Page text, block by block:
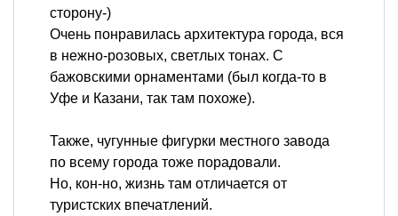
сторону-)
Очень понравилась архитектура города, вся
в нежно-розовых, светлых тонах. С
бажовскими орнаментами (был когда-то в
Уфе и Казани, так там похоже).
Также, чугунные фигурки местного завода
по всему города тоже порадовали.
Но, кон-но, жизнь там отличается от
туристских впечатлений.